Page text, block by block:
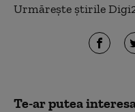
Urmărește știrile
Te-ar putea